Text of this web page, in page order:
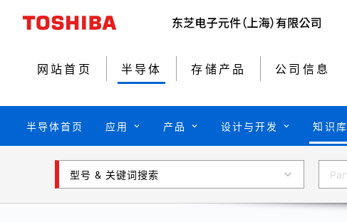
网站首页 半导体 存储产品 公司信息
半导体首页 应用 产品 设计与开发 知识库
型号 & 关键词搜索